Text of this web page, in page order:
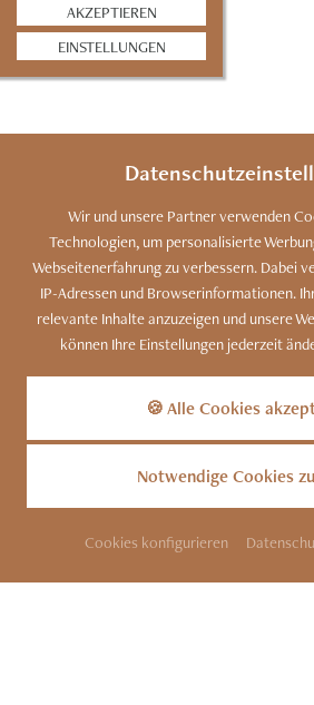
Wir und unsere Partner verwenden
Technologien, um personalisierte
Webseitenerfahrung zu verbessern. Dabei
IP-Adressen und Browserinformationen.
relevante Inhalte anzuzeigen und unsere
können Ihre Einstellungen jederzeit
🍪 Alle Cookies
Notwendige Cookies
Cookies konfigurieren
AKZEPTIEREN
EINSTELLUNGEN
SITEMAP KONTAKT
DATENSCHUTZ
COOKIES
INFOS